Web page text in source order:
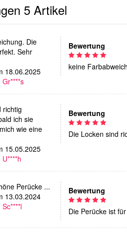
5 Artikel
Die
Sehr
18.06.2025
Gr****s
Bewertung
keine
richtig
ich sie
wie eine
15.05.2025
U****h
Bewertung
Die Locken sind
Perücke ...
13.03.2024
Sc****l
Bewertung
Die Perücke ist